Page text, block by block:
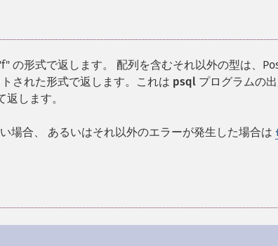
の形式で返します。 配列を含むそれ以外の型は、
された形式で返します。これは psql プログラムの
返します。
場合、 あるいはそれ以外のエラーが発生した場合は